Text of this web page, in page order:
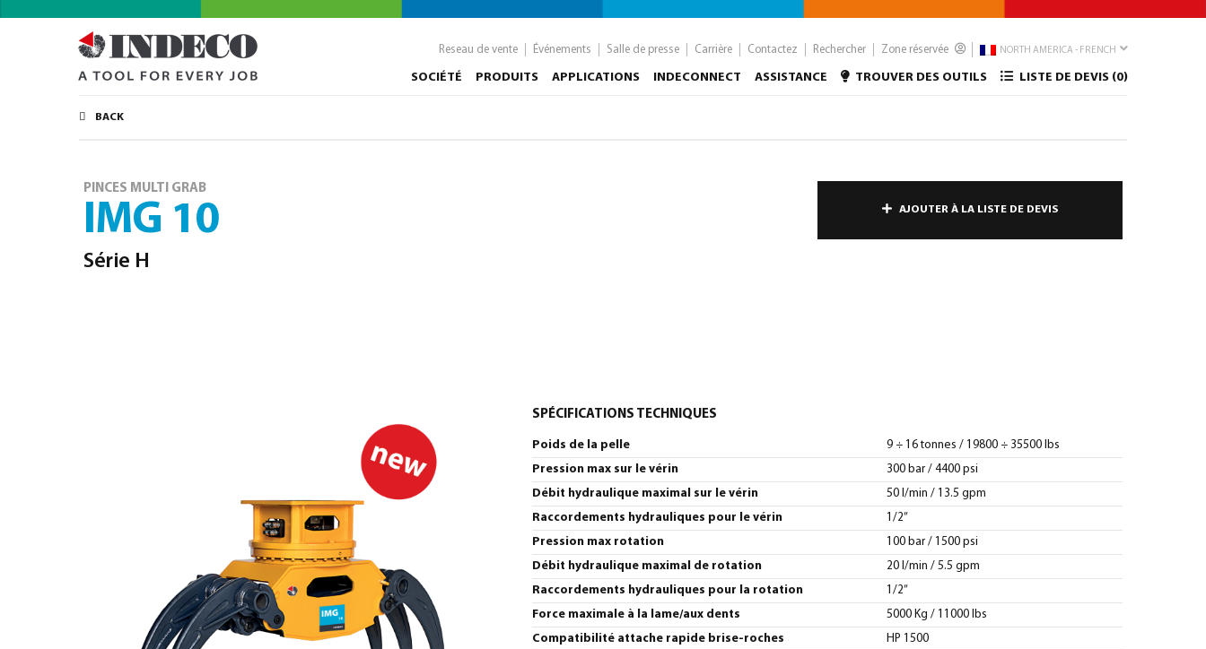
Reseau de vente Événements Salle de presse Carrière Contactez Rechercher Zone réservée NORTH AMERICA - FRENCH
SOCIÉTÉ PRODUITS APPLICATIONS INDECONNECT ASSISTANCE TROUVER DES OUTILS LISTE DE DEVIS (0)
BACK
PINCES MULTI GRAB
IMG 10
Série H
AJOUTER À LA LISTE DE DEVIS
SPÉCIFICATIONS TECHNIQUES
Poids de la pelle 9 ÷ 16 tonnes / 19800 ÷ 35500 lbs
Pression max sur le vérin 300 bar / 4400 psi
Débit hydraulique maximal sur le vérin 50 l/min / 13.5 gpm
Raccordements hydrauliques pour le vérin 1/2”
Pression max rotation 100 bar / 1500 psi
Débit hydraulique maximal de rotation 20 l/min / 5.5 gpm
Raccordements hydrauliques pour la rotation 1/2”
Force maximale à la lame/aux dents 5000 Kg / 11000 lbs
Compatibilité attache rapide brise-roches HP 1500